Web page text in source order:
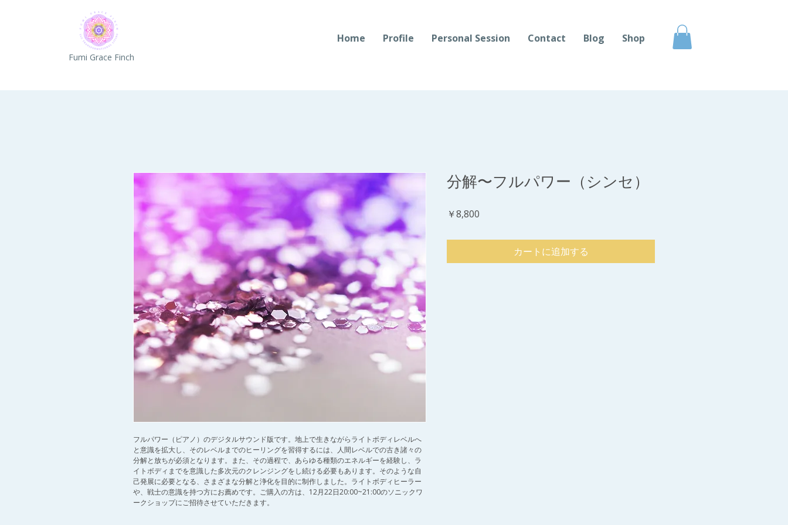
Fumi Grace Finch
Home Profile Personal Session Contact Blog Shop
フルパワー（ピアノ）のデジタルサウンド版です。地上で生きながらライトボディレベルへ
と意識を拡大し、そのレベルまでのヒーリングを習得するには、人間レベルでの古き諸々の
分解と放ちが必須となります。また、その過程で、あらゆる種類のエネルギーを経験し、ラ
イトボディまでを意識した多次元のクレンジングをし続ける必要もあります。そのような自
己発展に必要となる、さまざまな分解と浄化を目的に制作しました。ライトボディヒーラー
や、戦士の意識を持つ方にお薦めです。ご購入の方は、12月22日20:00~21:00のソニックワ
ークショップにご招待させていただきます。
分解〜フルパワー（シンセ）
￥8,800
カートに追加する